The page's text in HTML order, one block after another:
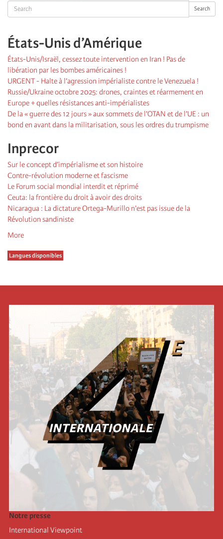
Search Search
États-Unis d’Amérique
États-Unis/Israël, cessez toute intervention en Iran ! Pas de
libération par les bombes américaines !
URGENT - Halte à l’agression impérialiste contre le Venezuela !
Russie/Ukraine octobre 2025: drones, craintes et réarmement en
Europe + quelles résistances anti-impérialistes
De la « guerre des 12 jours » aux sommets de l’OTAN et de l’UE : un
bond en avant dans la militarisation, sous les ordres du trumpisme
Inprecor
Sur le concept d’impérialisme et son histoire
Contre-révolution moderne et fascisme
Le Forum social mondial interdit et réprimé
Ceuta: la frontière du droit à avoir des droits
Nicaragua : La dictature Ortega-Murillo n’est pas issue de la
Révolution sandiniste
More
Langues disponibles
Notre presse
International Viewpoint